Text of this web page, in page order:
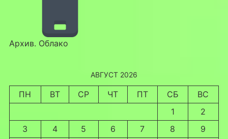
Архив. Облако
АВГУСТ 2026
ПН ВТ СР ЧТ ПТ СБ
ВС
1
2
3
4 5 6 7 8
9